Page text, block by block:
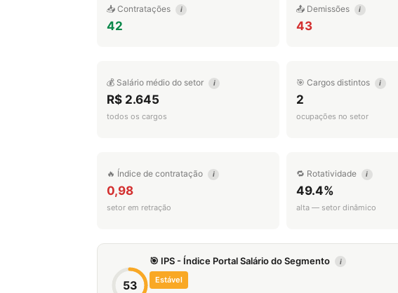
📥 Contratações i
42
📤 Demissões i
43
💰 Salário médio do setor i
R$ 2.645
todos os cargos
🎯 Cargos distintos i
2
ocupações no setor
🔥 Índice de contratação i
0,98
setor em retração
🔁 Rotatividade i
49.4%
alta — setor dinâmico
53
🎯 IPS - Índice Portal Salário do Segmento i
Estável